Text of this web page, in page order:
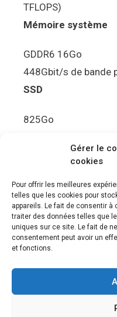
Gérer le
cookies
Pour offrir les meilleures
telles que les cookies pour
appareils. Le fait de consentir
traiter des données telles que
uniques sur ce site. Le fait de
consentement peut avoir un
et fonctions.
TFLOPS)
Mémoire système
GDDR6 16Go
448Gbit/s de bande
SSD
825Go
5.5Gbit/s de bande
Disque de jeu PS5
Ultra HD Blu-ray™,
Sortie vidéo
Compatibilité avec
8K, VRR
“Tempest” 3D